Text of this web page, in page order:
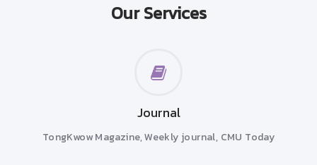
Our Services
Journal
TongKwow Magazine,Weekly journal, CMU Today